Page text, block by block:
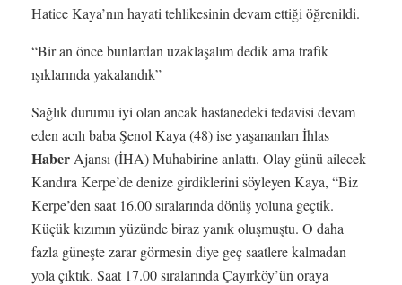
Hatice Kaya’nın hayati tehlikesinin devam ettiği öğrenildi.
“Bir an önce bunlardan uzaklaşalım dedik ama trafik
ışıklarında yakalandık”
Sağlık durumu iyi olan ancak hastanedeki tedavisi devam
eden acılı baba Şenol Kaya (48) ise yaşananları İhlas
Haber Ajansı (İHA) Muhabirine anlattı. Olay günü ailecek
Kandıra Kerpe’de denize girdiklerini söyleyen Kaya, “Biz
Kerpe’den saat 16.00 sıralarında dönüş yoluna geçtik.
Küçük kızımın yüzünde biraz yanık oluşmuştu. O daha
fazla güneşte zarar görmesin diye geç saatlere kalmadan
yola çıktık. Saat 17.00 sıralarında Çayırköy’ün oraya